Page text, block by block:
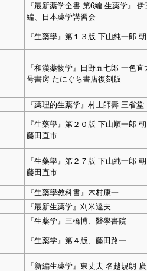
『最新薬学全書 第6編 生薬学』
編、日本薬学講習会
『生藥學』第１３版 下山純一郎
『和漢薬物学』日野五七郎 一色直
号書房 たにぐち書店復刻版
『薬理的生薬学』村上師壽 三省堂
『生藥學』第２０版 下山順一郎
藤田直市
『生藥學』第２７版 下山純一郎
藤田直市
『生藥學教科書』木村康一
『最新生薬学』刈米達夫
『生薬学』三橋博、醫學書院
『生薬学』第４版、藤田路一
『新編生薬学』東丈夫 名越規朗